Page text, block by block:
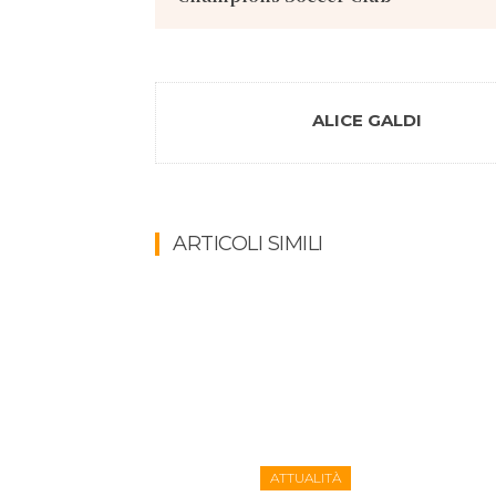
ALICE GALDI
ARTICOLI SIMILI
ATTUALITÀ